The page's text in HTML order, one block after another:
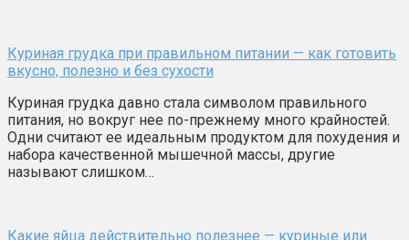
Куриная грудка при правильном питании — как готовить
вкусно, полезно и без сухости
Куриная грудка давно стала символом правильного
питания, но вокруг нее по-прежнему много крайностей.
Одни считают ее идеальным продуктом для похудения и
набора качественной мышечной массы, другие
называют слишком…
Какие яйца действительно полезнее — куриные или